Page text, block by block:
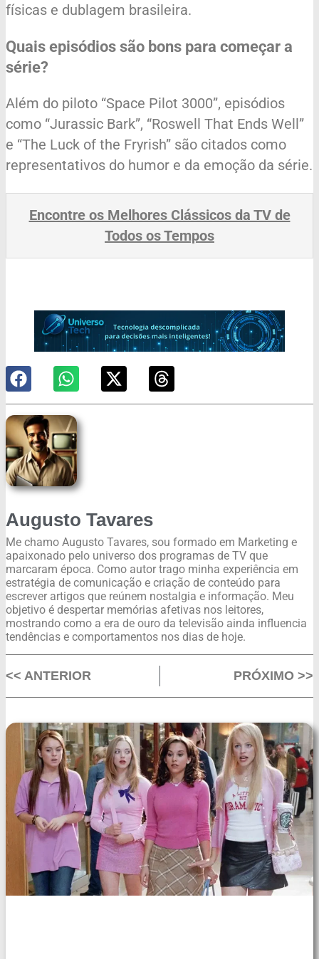
físicas e dublagem brasileira.
Quais episódios são bons para começar a
série?
Além do piloto “Space Pilot 3000”, episódios
como “Jurassic Bark”, “Roswell That Ends Well”
e “The Luck of the Fryrish” são citados como
representativos do humor e da emoção da série.
Encontre os Melhores Clássicos da TV de
Todos os Tempos
Augusto Tavares
Me chamo Augusto Tavares, sou formado em Marketing e
apaixonado pelo universo dos programas de TV que
marcaram época. Como autor trago minha experiência em
estratégia de comunicação e criação de conteúdo para
escrever artigos que reúnem nostalgia e informação. Meu
objetivo é despertar memórias afetivas nos leitores,
mostrando como a era de ouro da televisão ainda influencia
tendências e comportamentos nos dias de hoje.
<< ANTERIOR PRÓXIMO >>